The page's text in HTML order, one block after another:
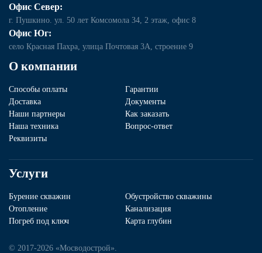
О компании
Способы оплаты
Гарантии
Доставка
Документы
Наши партнеры
Как заказать
Наша техника
Вопрос-ответ
Реквизиты
Услуги
Бурение скважин
Обустройство скважины
Отопление
Канализация
Погреб под ключ
Карта глубин
Офис Север:
г. Пушкино. ул. 50 лет Комсомола 34, 2 этаж, офис 8
Офис Юг:
село Красная Пахра, улица Почтовая 3А, строение 9
© 2017-2026 «Мосводострой».